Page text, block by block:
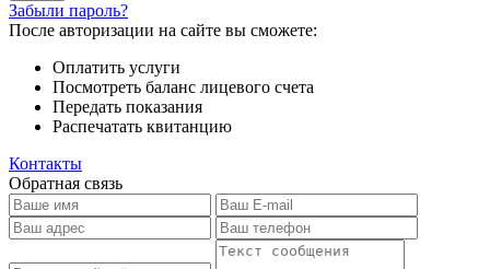
Забыли пароль?
После авторизации на сайте вы сможете:
Оплатить услуги
Посмотреть баланс лицевого счета
Передать показания
Распечатать квитанцию
Контакты
Обратная связь